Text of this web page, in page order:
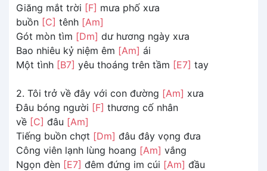
Giăng mắt trời [F] mưa phố xưa
buồn [C] tênh [Am]
Gót mòn tìm [Dm] dư hương ngày xưa
Bao nhiêu kỷ niệm êm [Am] ái
Một tình [B7] yêu thoáng trên tầm [E7] tay
2. Tôi trở về đây với con đường [Am] xưa
Đâu bóng người [F] thương cố nhân
về [C] đâu [Am]
Tiếng buồn chợt [Dm] đâu đây vọng đưa
Công viên lạnh lùng hoang [Am] vắng
Ngọn đèn [E7] đêm đứng im cúi [Am] đầu